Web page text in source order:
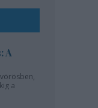
A
a